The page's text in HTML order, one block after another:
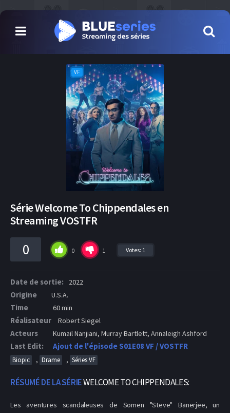
VF
Série Welcome To Chippendales en
Streaming VOSTFR
0 0 1 Votes: 1
Date de sortie: 2022
Origine U.S.A.
Time 60 min
Réalisateur Robert Siegel
Acteurs Kumail Nanjiani, Murray Bartlett, Annaleigh Ashford
Last Edit: Ajout de l'épisode S01E08 VF / VOSTFR
Biopic , Drame , Séries VF
RÉSUMÉ DE LA SÉRIEWELCOME TO CHIPPENDALES:
Les aventures scandaleuses de Somen "Steve" Banerjee, un